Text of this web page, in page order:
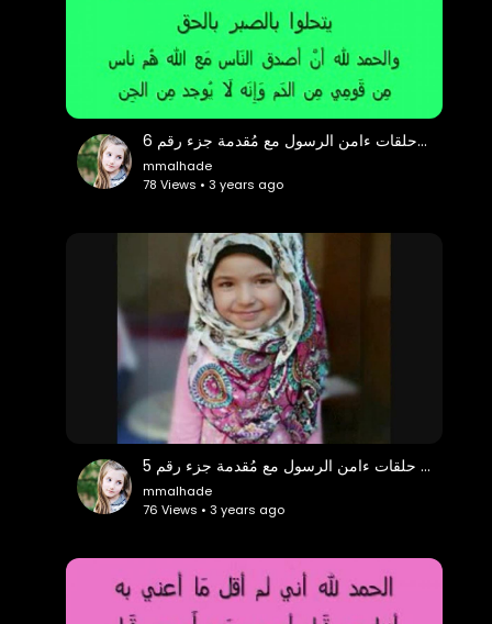
قرآن حلقات ءامن الرسول مع مُقدمة جزء رقم 6
mmalhade
78 Views • 3 years ago
قرآن حلقات ءامن الرسول مع مُقدمة جزء رقم 5
mmalhade
76 Views • 3 years ago